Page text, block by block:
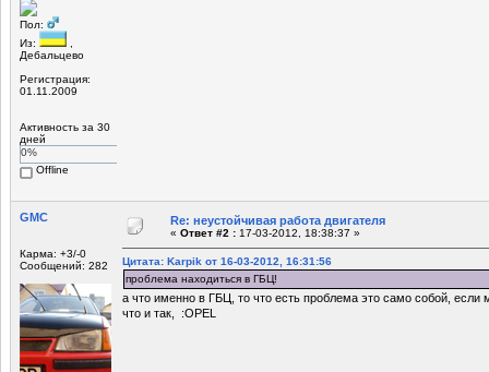
Пол:
Из:
Дебальцево
Регистрация:
01.11.2009
Активность за 30
дней
0%
Offline
GMC
Карма: +3/-0
Сообщений: 282
Re: неустойчивая работа двигателя
« Ответ #2 : 17-03-2012, 18:38:37 »
Цитата: Karpik от 16-03-2012, 16:31:56
проблема находиться в ГБЦ!
а что именно в ГБЦ, то что есть проблема это само собой,
что и так, :OPEL